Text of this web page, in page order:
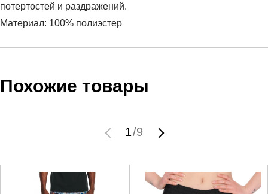
потертостей и раздражений.
Материал: 100% полиэстер
Sts
UA Vanish Woven 2in1 Sts
Состав:100% полиэстер
Производитель:
Индонезия
Заказ берется в работу только после оплаты счета.
Счет заранее согласовывается с клиентом.
выставления счета менеджером.
который высылает менеджер.
Похожие товары
1/9